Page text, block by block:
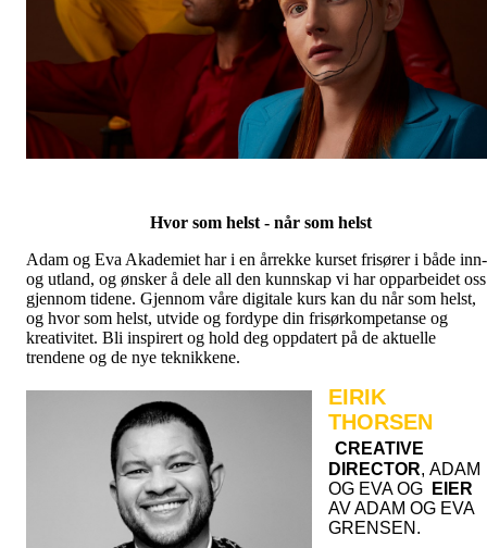
Hvor som helst - når som helst
Adam og Eva Akademiet har i en årrekke kurset frisører i både inn-
og utland, og ønsker å dele all den kunnskap vi har opparbeidet oss
gjennom tidene. Gjennom våre digitale kurs kan du når som helst,
og hvor som helst, utvide og fordype din frisørkompetanse og
kreativitet. Bli inspirert og hold deg oppdatert på de aktuelle
trendene og de nye teknikkene.
EIRIK
THORSEN
CREATIVE
DIRECTOR, ADAM
OG EVA OG
EIER
AV ADAM OG EVA
GRENSEN.